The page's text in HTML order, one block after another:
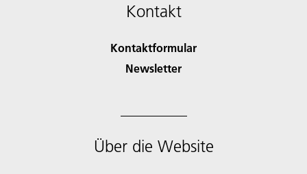
Kontakt
Kontaktformular
Newsletter
Über die Website